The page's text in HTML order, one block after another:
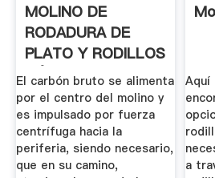
MOLINO DE
RODADURA DE
PLATO Y RODILLOS
CÓNICOS
El carbón bruto se alimenta
por el centro del molino y
es impulsado por fuerza
centrífuga hacia la
periferia, siendo necesario,
que en su camino,
Aquí
a